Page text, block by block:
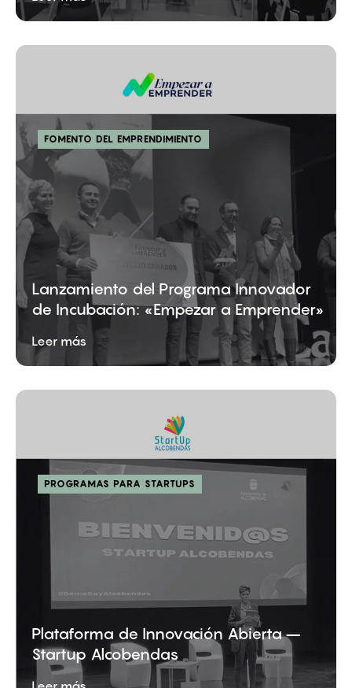
FOMENTO DEL EMPRENDIMIENTO
Lanzamiento del Programa Innovador
de Incubación: «Empezar a Emprender»
Leer más
PROGRAMAS PARA STARTUPS
Plataforma de Innovación Abierta –
Startup Alcobendas